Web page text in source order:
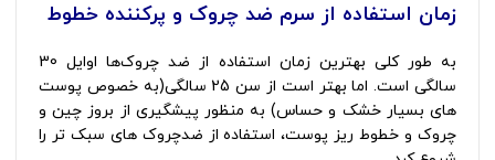
زمان استفاده از سرم ضد چروک و پرکننده خطوط
به طور کلی بهترین زمان استفاده از ضد چروک‌ها اوایل 30
سالگی است. اما بهتر است از سن 25 سالگی(به خصوص پوست
های بسیار خشک و حساس) به منظور پیشگیری از بروز چین و
چروک و خطوط ریز پوست، استفاده از ضدچروک های سبک تر را